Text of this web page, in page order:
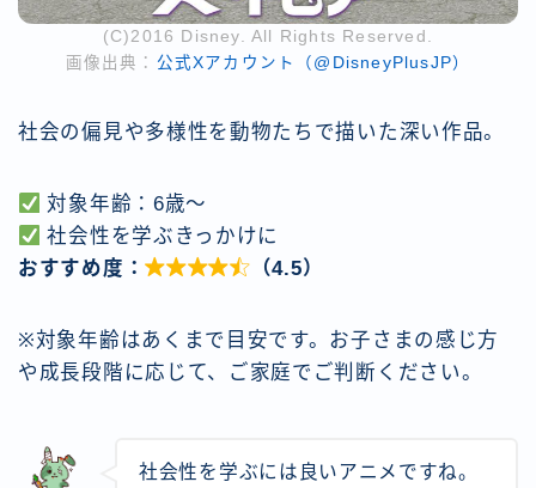
(C)2016 Disney. All Rights Reserved.
画像出典： 公式Xアカウント（@DisneyPlusJP）
社会の偏見や多様性を動物たちで描いた深い作品。
対象年齢：6歳〜
社会性を学ぶきっかけに
おすすめ度： （4.5）
※対象年齢はあくまで目安です。お子さまの感じ方
や成長段階に応じて、ご家庭でご判断ください。
社会性を学ぶには良いアニメですね。